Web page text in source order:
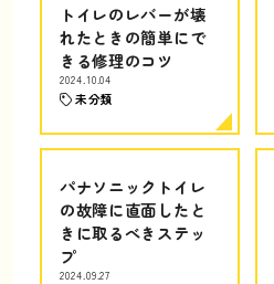
トイレのレバーが壊
れたときの簡単にで
きる修理のコツ
2024.10.04
未分類
パナソニックトイレ
の故障に直面したと
きに取るべきステッ
プ
2024.09.27